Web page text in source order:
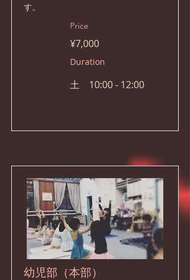
す。
Price
¥7,000
Duration
土 10:00 - 12:00
幼児部（本部）